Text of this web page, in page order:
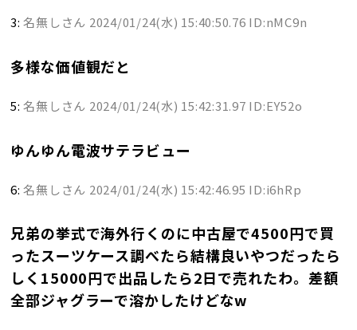
3:名無しさん 2024/01/24(水) 15:40:50.76 ID:nMC9n
多様な価値観だと
5:名無しさん 2024/01/24(水) 15:42:31.97 ID:EY52o
ゆんゆん電波サテラビュー
6:名無しさん 2024/01/24(水) 15:42:46.95 ID:i6hRp
兄弟の挙式で海外行くのに中古屋で4500円で買
ったスーツケース調べたら結構良いやつだったら
しく15000円で出品したら2日で売れたわ。差額
全部ジャグラーで溶かしたけどなw